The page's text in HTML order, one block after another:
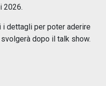
2026.
dettagli per poter aderire
dopo il talk show.